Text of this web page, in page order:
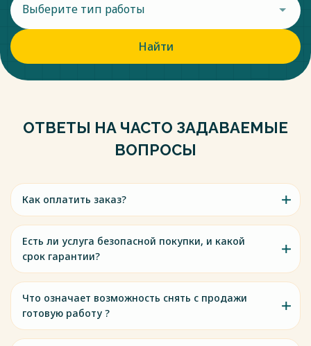
Выберите тип работы
Найти
ОТВЕТЫ НА ЧАСТО ЗАДАВАЕМЫЕ
ВОПРОСЫ
Как оплатить заказ?
Есть ли услуга безопасной покупки, и какой
срок гарантии?
Что означает возможность снять с продажи
готовую работу ?